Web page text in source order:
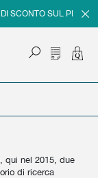
SCONTO SUL PRIMO
qui nel 2015, due
di ricerca